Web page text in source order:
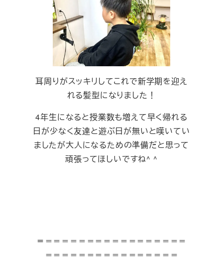
耳周りがスッキリしてこれで新学期を迎え
れる髪型になりました！
4年生になると授業数も増えて早く帰れる
日が少なく友達と遊ぶ日が無いと嘆いてい
ましたが大人になるための準備だと思って
頑張ってほしいですね^ ^
＝ ＝＝＝＝＝＝＝＝＝＝＝＝＝＝＝＝＝
＝＝＝＝＝＝＝＝＝＝＝＝＝＝＝＝